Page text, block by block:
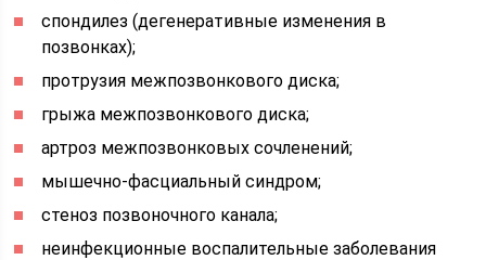
спондилез (дегенеративные изменения в
позвонках);
протрузия межпозвонкового диска;
грыжа межпозвонкового диска;
артроз межпозвонковых сочленений;
мышечно-фасциальный синдром;
стеноз позвоночного канала;
неинфекционные воспалительные заболевания